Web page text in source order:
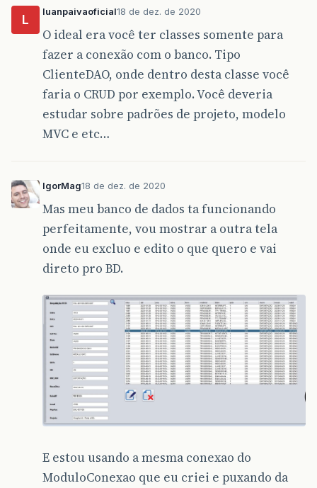
L
luanpaivaoficial18 de dez. de 2020
O ideal era você ter classes somente para
fazer a conexão com o banco. Tipo
ClienteDAO, onde dentro desta classe você
faria o CRUD por exemplo. Você deveria
estudar sobre padrões de projeto, modelo
MVC e etc…
IgorMag18 de dez. de 2020
Mas meu banco de dados ta funcionando
perfeitamente, vou mostrar a outra tela
onde eu excluo e edito o que quero e vai
direto pro BD.
E estou usando a mesma conexao do
ModuloConexao que eu criei e puxando da